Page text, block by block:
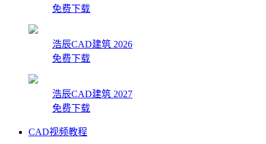
免费下载
浩辰CAD建筑 2026
免费下载
浩辰CAD建筑 2027
免费下载
CAD视频教程